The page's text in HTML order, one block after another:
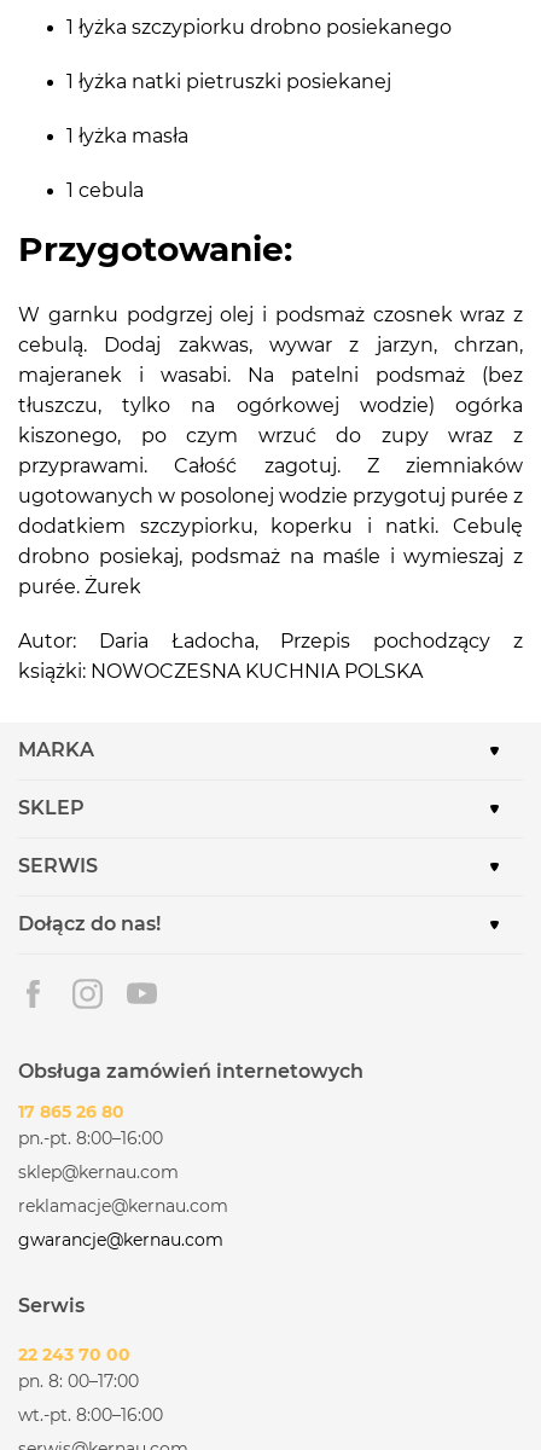
1 łyżka szczypiorku drobno posiekanego
1 łyżka natki pietruszki posiekanej
1 łyżka masła
1 cebula
Przygotowanie:
W garnku podgrzej olej i podsmaż czosnek wraz z
cebulą. Dodaj zakwas, wywar z jarzyn, chrzan,
majeranek i wasabi. Na patelni podsmaż (bez
tłuszczu, tylko na ogórkowej wodzie) ogórka
kiszonego, po czym wrzuć do zupy wraz z
przyprawami. Całość zagotuj. Z ziemniaków
ugotowanych w posolonej wodzie przygotuj purée z
dodatkiem szczypiorku, koperku i natki. Cebulę
drobno posiekaj, podsmaż na maśle i wymieszaj z
purée. Żurek
Autor: Daria Ładocha, Przepis pochodzący z
książki: NOWOCZESNA KUCHNIA POLSKA
MARKA
SKLEP
SERWIS
Dołącz do nas!
Obsługa zamówień internetowych
17 865 26 80
pn.-pt. 8:00–16:00
sklep@kernau.com
reklamacje@kernau.com
gwarancje@kernau.com
Serwis
22 243 70 00
pn. 8: 00–17:00
wt.-pt. 8:00–16:00